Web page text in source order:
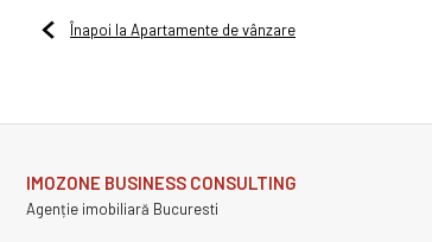
Înapoi la Apartamente de vânzare
IMOZONE BUSINESS CONSULTING
Agenție imobiliară Bucuresti